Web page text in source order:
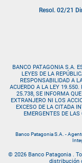
Resol. 02/21
BANCO PATAGONIA S.A.
LEYES DE LA
RESPONSABILIDAD A
ACUERDO A LA LEY
25.738, SE INFORMA
EXTRANJERO NI LOS
EXCESO DE LA CITADA
EMERGENTES DE
Banco Patagonia S.A. -
© 2026 Banco Patagonia .
distribución